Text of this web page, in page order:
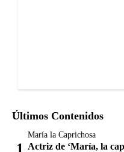
Últimos Contenidos
María la Caprichosa
Actriz de ‘María, la